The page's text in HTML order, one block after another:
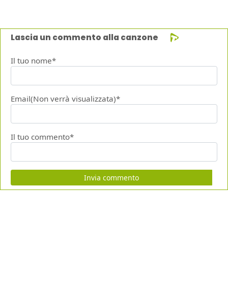
Lascia un commento alla canzone
Il tuo nome*
Email(Non verrà visualizzata)*
Il tuo commento*
Invia commento